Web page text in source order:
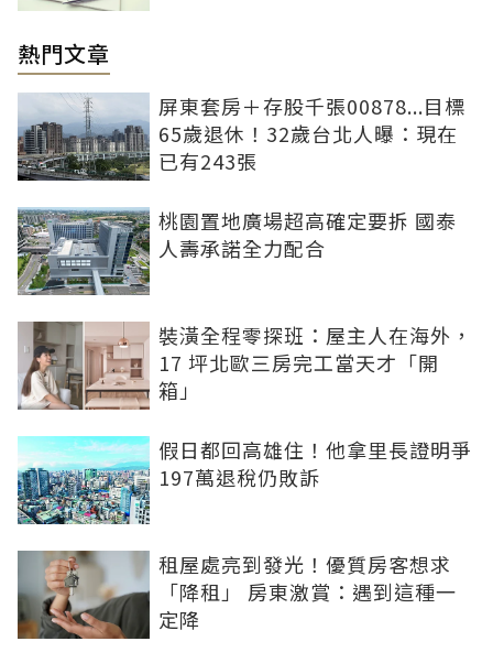
熱門文章
屏東套房＋存股千張00878...目標
65歲退休！32歲台北人曝：現在
已有243張
桃園置地廣場超高確定要拆 國泰
人壽承諾全力配合
裝潢全程零探班：屋主人在海外，
17 坪北歐三房完工當天才「開
箱」
假日都回高雄住！他拿里長證明爭
197萬退稅仍敗訴
租屋處亮到發光！優質房客想求
「降租」 房東激賞：遇到這種一
定降